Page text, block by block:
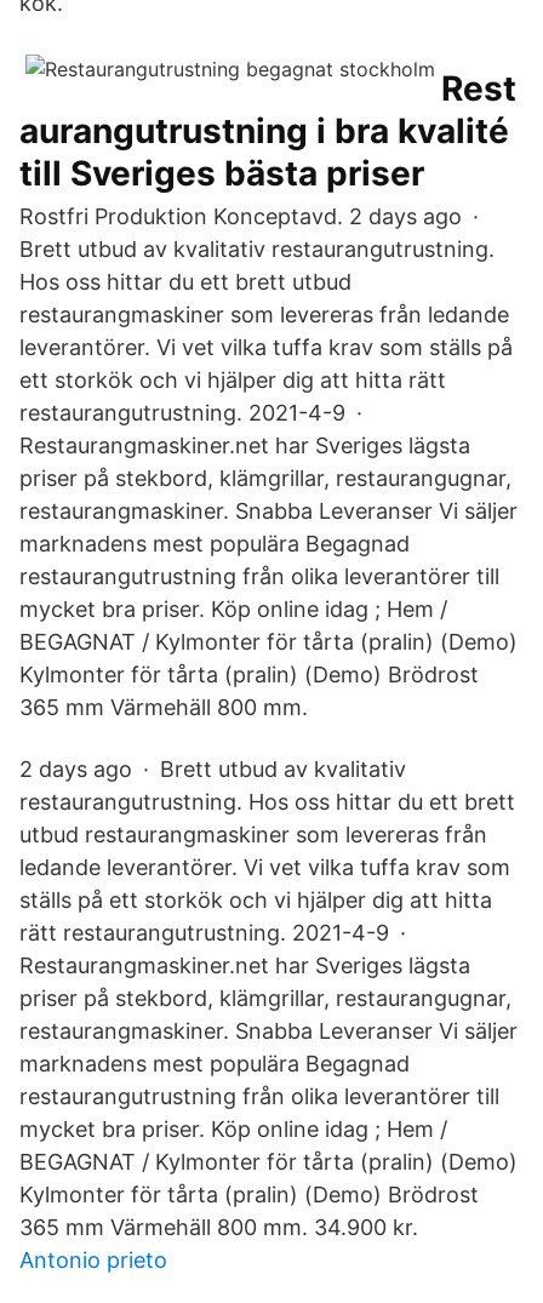
Rest
aurangutrustning i bra kvalité
till Sveriges bästa priser
Rostfri Produktion Konceptavd. 2 days ago ·
Brett utbud av kvalitativ restaurangutrustning.
Hos oss hittar du ett brett utbud
restaurangmaskiner som levereras från ledande
leverantörer. Vi vet vilka tuffa krav som ställs på
ett storkök och vi hjälper dig att hitta rätt
restaurangutrustning. 2021-4-9 ·
Restaurangmaskiner.net har Sveriges lägsta
priser på stekbord, klämgrillar, restaurangugnar,
restaurangmaskiner. Snabba Leveranser Vi säljer
marknadens mest populära Begagnad
restaurangutrustning från olika leverantörer till
mycket bra priser. Köp online idag ; Hem /
BEGAGNAT / Kylmonter för tårta (pralin) (Demo)
Kylmonter för tårta (pralin) (Demo) Brödrost
365 mm Värmehäll 800 mm.
2 days ago · Brett utbud av kvalitativ
restaurangutrustning. Hos oss hittar du ett brett
utbud restaurangmaskiner som levereras från
ledande leverantörer. Vi vet vilka tuffa krav som
ställs på ett storkök och vi hjälper dig att hitta
rätt restaurangutrustning. 2021-4-9 ·
Restaurangmaskiner.net har Sveriges lägsta
priser på stekbord, klämgrillar, restaurangugnar,
restaurangmaskiner. Snabba Leveranser Vi säljer
marknadens mest populära Begagnad
restaurangutrustning från olika leverantörer till
mycket bra priser. Köp online idag ; Hem /
BEGAGNAT / Kylmonter för tårta (pralin) (Demo)
Kylmonter för tårta (pralin) (Demo) Brödrost
365 mm Värmehäll 800 mm. 34.900 kr.
Antonio prieto